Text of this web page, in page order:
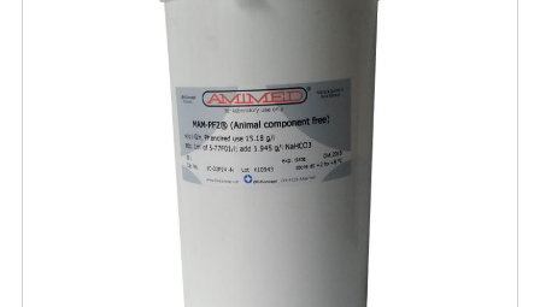
够在不同的培养环境中保持pH值,例如：暴露在空气中，或
在密闭容器中。昆虫细胞培养基的缓冲物为磷酸钠，并不
需要二氧化碳来保持pH值。昆虫细胞培养基不需添加酸碱
指示剂。因此添加了蛋白质水解产物的昆虫细胞培养基呈
黄色。渗透压昆虫细胞的渗透压与脊椎动物的渗透压相差
甚大，几乎为脊椎动物的两倍。因而昆虫细胞培养基的渗
透压为340-390mOsmol/kg，脊椎动物细胞培养基为290-
330 mOsmol/kg。谷氨酰胺和葡萄糖哺乳动物细胞培养过
程中过量代谢谷氨酰胺和葡萄糖会导致产生过量的铵盐和
乳酸盐，这些代谢产物的积累通常是受抑制的。